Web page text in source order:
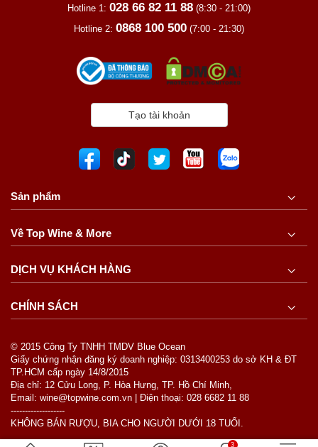
3
Sản phẩm
Về Top Wine & More
DỊCH VỤ KHÁCH HÀNG
CHÍNH SÁCH
Hotline 1: 028 66 82 11 88 (8:30 - 21:00)
Hotline 2: 0868 100 500 (7:00 - 21:30)
Tạo tài khoản
© 2015 Công Ty TNHH TMDV Blue Ocean
Giấy chứng nhận đăng ký doanh nghiệp: 0313400253 do sở KH & ĐT
TP.HCM cấp ngày 14/8/2015
Địa chỉ: 12 Cửu Long, P. Hòa Hưng, TP. Hồ Chí Minh,
Email: wine@topwine.com.vn | Điện thoại: 028 6682 11 88
-------------------
KHÔNG BÁN RƯỢU, BIA CHO NGƯỜI DƯỚI 18 TUỔI.